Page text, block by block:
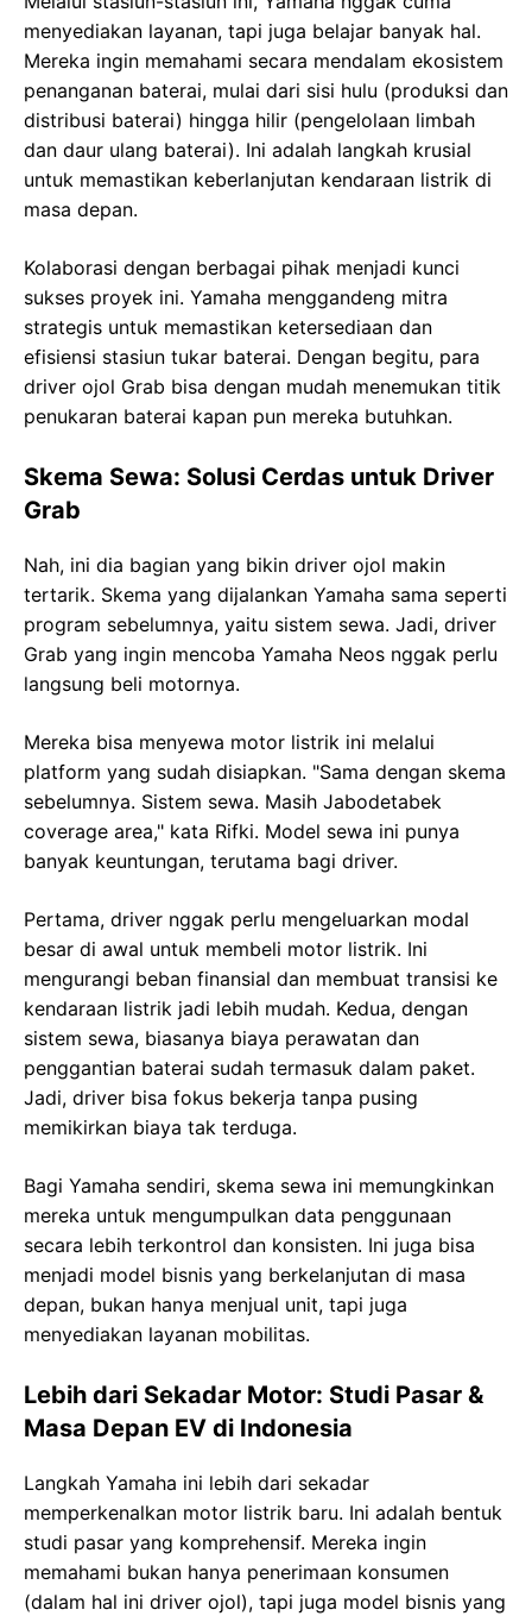
menyediakan layanan, tapi juga belajar banyak hal.
Mereka ingin memahami secara mendalam ekosistem
penanganan baterai, mulai dari sisi hulu (produksi dan
distribusi baterai) hingga hilir (pengelolaan limbah
dan daur ulang baterai). Ini adalah langkah krusial
untuk memastikan keberlanjutan kendaraan listrik di
masa depan.
Kolaborasi dengan berbagai pihak menjadi kunci
sukses proyek ini. Yamaha menggandeng mitra
strategis untuk memastikan ketersediaan dan
efisiensi stasiun tukar baterai. Dengan begitu, para
driver ojol Grab bisa dengan mudah menemukan titik
penukaran baterai kapan pun mereka butuhkan.
Skema Sewa: Solusi Cerdas untuk Driver
Grab
Nah, ini dia bagian yang bikin driver ojol makin
tertarik. Skema yang dijalankan Yamaha sama seperti
program sebelumnya, yaitu sistem sewa. Jadi, driver
Grab yang ingin mencoba Yamaha Neos nggak perlu
langsung beli motornya.
Mereka bisa menyewa motor listrik ini melalui
platform yang sudah disiapkan. "Sama dengan skema
sebelumnya. Sistem sewa. Masih Jabodetabek
coverage area," kata Rifki. Model sewa ini punya
banyak keuntungan, terutama bagi driver.
Pertama, driver nggak perlu mengeluarkan modal
besar di awal untuk membeli motor listrik. Ini
mengurangi beban finansial dan membuat transisi ke
kendaraan listrik jadi lebih mudah. Kedua, dengan
sistem sewa, biasanya biaya perawatan dan
penggantian baterai sudah termasuk dalam paket.
Jadi, driver bisa fokus bekerja tanpa pusing
memikirkan biaya tak terduga.
Bagi Yamaha sendiri, skema sewa ini memungkinkan
mereka untuk mengumpulkan data penggunaan
secara lebih terkontrol dan konsisten. Ini juga bisa
menjadi model bisnis yang berkelanjutan di masa
depan, bukan hanya menjual unit, tapi juga
menyediakan layanan mobilitas.
Lebih dari Sekadar Motor: Studi Pasar &
Masa Depan EV di Indonesia
Langkah Yamaha ini lebih dari sekadar
memperkenalkan motor listrik baru. Ini adalah bentuk
studi pasar yang komprehensif. Mereka ingin
memahami bukan hanya penerimaan konsumen
(dalam hal ini driver ojol), tapi juga model bisnis yang